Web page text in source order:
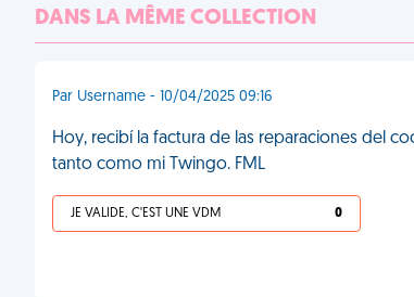
DANS LA MÊME COLLECTION
Par Username - 10/04/2025 09:16
Hoy, recibí la factura de las reparaciones del
tanto como mi Twingo. FML
JE VALIDE, C'EST UNE VDM 0